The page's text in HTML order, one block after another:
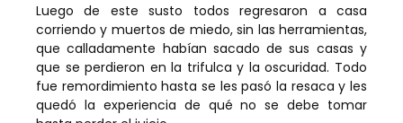
Luego de este susto todos regresaron a casa
corriendo y muertos de miedo, sin las herramientas,
que calladamente habían sacado de sus casas y
que se perdieron en la trifulca y la oscuridad. Todo
fue remordimiento hasta se les pasó la resaca y les
quedó la experiencia de qué no se debe tomar